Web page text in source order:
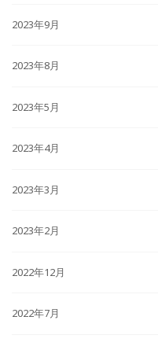
2023年9月
2023年8月
2023年5月
2023年4月
2023年3月
2023年2月
2022年12月
2022年7月